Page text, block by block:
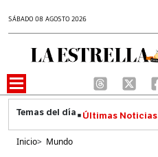
SÁBADO 08 AGOSTO 2026
Últimas Noticias
Inicio> Mundo